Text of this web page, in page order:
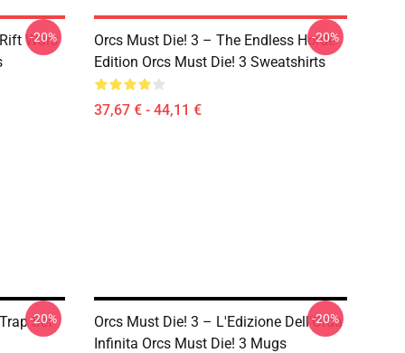
Wars
-20%
Orcs Must Die! 3 – The Endless Horde
Edition Orcs Must Die! 3 Sweatshirts
37,67 € - 44,11 €
-20%
Set
-20%
Orcs Must Die! 3 – L'Edizione Dell'Orda
Infinita Orcs Must Die! 3 Mugs
-20%